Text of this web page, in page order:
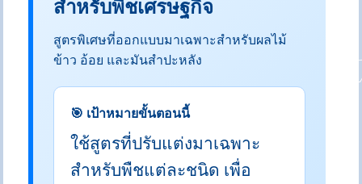
สำหรับพืชเศรษฐกิจ
สูตรพิเศษที่ออกแบบมาเฉพาะสำหรับผลไม้
ข้าว อ้อย และมันสำปะหลัง
🎯 เป้าหมายขั้นตอนนี้
ใช้สูตรที่ปรับแต่งมาเฉพาะ
สำหรับพืชแต่ละชนิด เพื่อ